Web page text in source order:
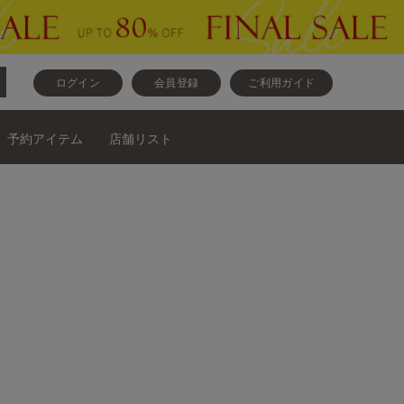
ログイン 会員登録 ご利用ガイド
予約アイテム 店舗リスト